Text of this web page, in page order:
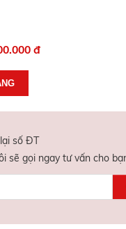
đ
số ĐT
sẽ gọi ngay tư vấn cho